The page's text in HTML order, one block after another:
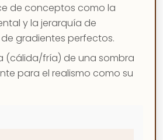
de conceptos como la
y la jerarquía de
gradientes perfectos.
(cálida/fría) de una sombra
para el realismo como su